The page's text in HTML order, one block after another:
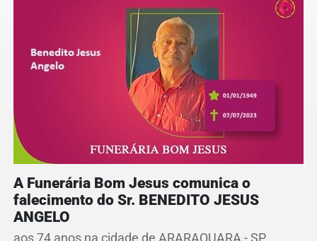
A Funerária Bom Jesus comunica o
falecimento do Sr. BENEDITO JESUS
ANGELO